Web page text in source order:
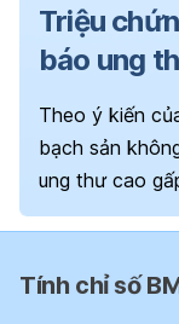
Triệu
báo ung
Theo ý kiến
bạch sản
ung thư cao
Tính chỉ số